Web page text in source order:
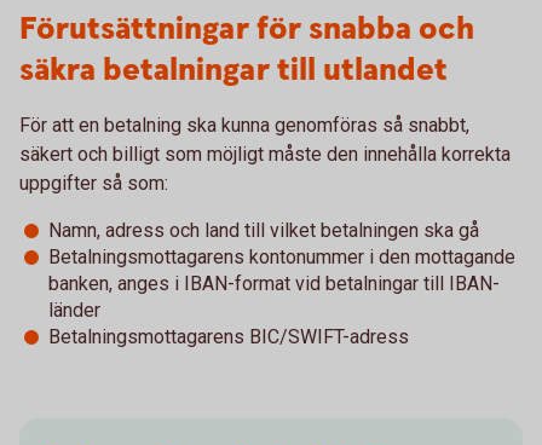
Förutsättningar för snabba och
säkra betalningar till utlandet
För att en betalning ska kunna genomföras så snabbt,
säkert och billigt som möjligt måste den innehålla korrekta
uppgifter så som:
Namn, adress och land till vilket betalningen ska gå
Betalningsmottagarens kontonummer i den mottagande
banken, anges i IBAN-format vid betalningar till IBAN-
länder
Betalningsmottagarens BIC/SWIFT-adress